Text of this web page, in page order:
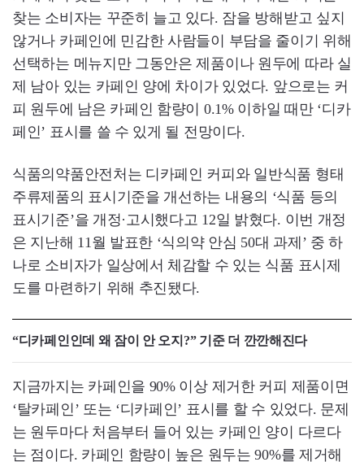
찾는 소비자는 꾸준히 늘고 있다. 잠을 방해받고 싶지
않거나 카페인에 민감한 사람들이 부담을 줄이기 위해
선택하는 메뉴지만 그동안은 제품이나 원두에 따라 실
제 남아 있는 카페인 양에 차이가 있었다. 앞으로는 커
피 원두에 남은 카페인 함량이 0.1% 이하일 때만 ‘디카
페인’ 표시를 쓸 수 있게 될 전망이다.
식품의약품안전처는 디카페인 커피와 일반식품 형태
주류제품의 표시기준을 개선하는 내용의 ‘식품 등의
표시기준’을 개정·고시했다고 12일 밝혔다. 이번 개정
은 지난해 11월 발표한 ‘식의약 안심 50대 과제’ 중 하
나로 소비자가 일상에서 체감할 수 있는 식품 표시제
도를 마련하기 위해 추진됐다.
“디카페인인데 왜 잠이 안 오지?” 기준 더 깐깐해진다
지금까지는 카페인을 90% 이상 제거한 커피 제품이면
‘탈카페인’ 또는 ‘디카페인’ 표시를 할 수 있었다. 문제
는 원두마다 처음부터 들어 있는 카페인 양이 다르다
는 점이다. 카페인 함량이 높은 원두는 90%를 제거해